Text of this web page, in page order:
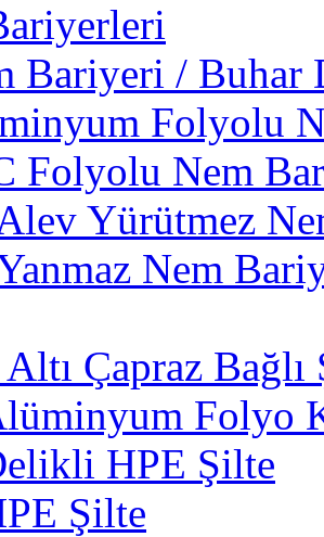
Bariyeri / Buhar
Folyolu
Folyolu Nem
Yürütmez
Nem
Altı Çapraz
Folyo
HPE Şilte
Şilte